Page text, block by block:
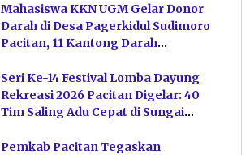
Mahasiswa KKN UGM Gelar Donor
Darah di Desa Pagerkidul Sudimoro
Pacitan, 11 Kantong Darah
Seri Ke-14 Festival Lomba Dayung
Rekreasi 2026 Pacitan Digelar: 40
Tim Saling Adu Cepat di Sungai
Pemkab Pacitan Tegaskan